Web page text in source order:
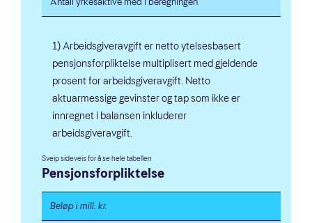
1) Arbeidsgiveravgift er netto ytelsesbasert
pensjonsforpliktelse multiplisert med gjeldende
prosent for arbeidsgiveravgift. Netto
aktuarmessige gevinster og tap som ikke er
innregnet i balansen inkluderer
arbeidsgiveravgift.
Pensjonsforpliktelse
Beløp i mill. kr.